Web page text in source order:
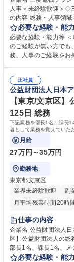
人事＜未経験歓迎＞◇
の内容 総務・人事領
します。 ＜具体的には＞ ・総務/人事労務（給与・社保・勤怠管
・採用・教育研修 ・
採用や教育等の業務内
出張もございます。 ※
必要な経験・能
必要な経験・能力等
のご経験が無い方でも
務、人事のご経験をお持ちの方（業
正社員
公益財団法人日本
【東京/文京区
125日 総務
下記業務を部長1名、課長
者として業務を覚えていた
躍いただくことを期待して
月給
27万円～35万円
勤務地
東京都文京区
業界未経験歓迎
副
月平均残業時間20時
賞与あり
育休あり
食事補助あり
仕事の内容
企業名 公益財団法人日本アンチ
区】公益財団法人の総務人事業
部長1名、課長1名、
当者として業務を覚え
必要な経験・能